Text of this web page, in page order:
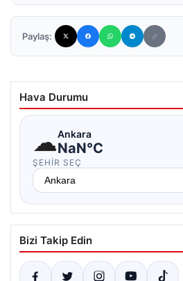
Paylaş:
Hava Durumu
☁Ankara
NaN°C
ŞEHIR SEÇ
Bizi Takip Edin